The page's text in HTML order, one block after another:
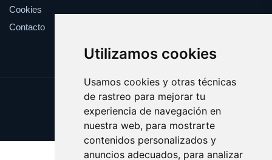
Utilizamos cookies
Usamos cookies y otras técnicas
de rastreo para mejorar tu
experiencia de navegación en
nuestra web, para mostrarte
contenidos personalizados y
anuncios adecuados, para analizar
Cookies
Contacto
Update cookies preferences
Copyright © 2025 pocion.es